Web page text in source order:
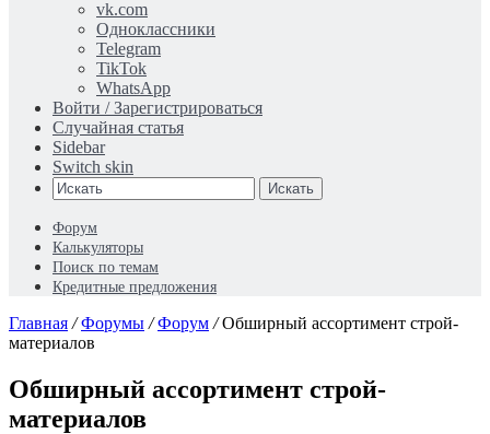
vk.com
Одноклассники
Telegram
TikTok
WhatsApp
Войти / Зарегистрироваться
Случайная статья
Sidebar
Switch skin
Искать
Форум
Калькуляторы
Поиск по темам
Кредитные предложения
Главная / Форумы / Форум / Обширный ассортимент строй-
материалов
Обширный ассортимент строй-
материалов